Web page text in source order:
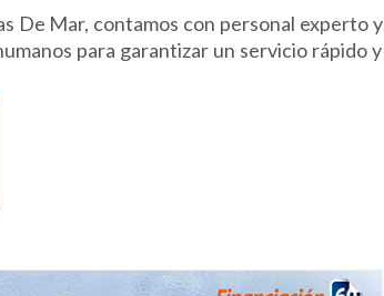
De Mar, contamos con personal experto y
para garantizar un servicio rápido y